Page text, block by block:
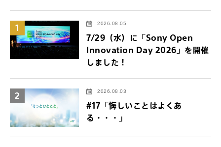
1 2026.08.05
7/29（水）に「Sony Open
Innovation Day 2026」を開催
しました！
2 2026.08.03
#17「悔しいことはよくあ
る・・・」